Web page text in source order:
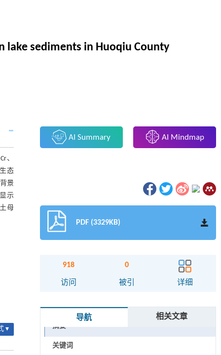
lake sediments in Huoqiu County
、
态
景
示
母
▾
AI Summary AI Mindmap
PDF (3329KB)
918
访问
0
被引 详细
导航 相关文章
摘要
关键词